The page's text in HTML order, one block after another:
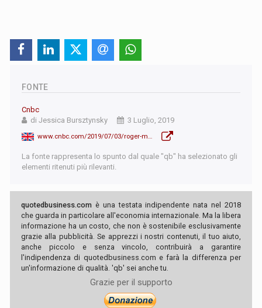
FONTE
Cnbc
di Jessica Bursztynsky
3 Luglio, 2019
www.cnbc.com/2019/07/03/roger-mcnamee-tesla-delivery-numbers-buy-time-not-a-long-term-fix.html
La fonte rappresenta lo spunto dal quale "qb" ha selezionato gli
elementi ritenuti più rilevanti.
quotedbusiness.com è una testata indipendente nata nel 2018
che guarda in particolare all'economia internazionale. Ma la libera
informazione ha un costo, che non è sostenibile esclusivamente
grazie alla pubblicità. Se apprezzi i nostri contenuti, il tuo aiuto,
anche piccolo e senza vincolo, contribuirà a garantire
l'indipendenza di quotedbusiness.com e farà la differenza per
un'informazione di qualità. 'qb' sei anche tu.
Grazie per il supporto